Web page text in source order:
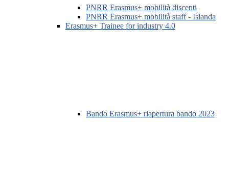
PNRR Erasmus+ mobilità discenti
PNRR Erasmus+ mobilità staff - Islanda
Erasmus+ Trainee for industry 4.0
Bando Erasmus+ riapertura bando 2023